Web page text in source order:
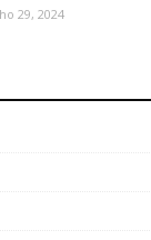
29, 2024